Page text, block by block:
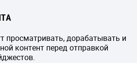
просматривать, дорабатывать и
контент перед отправкой